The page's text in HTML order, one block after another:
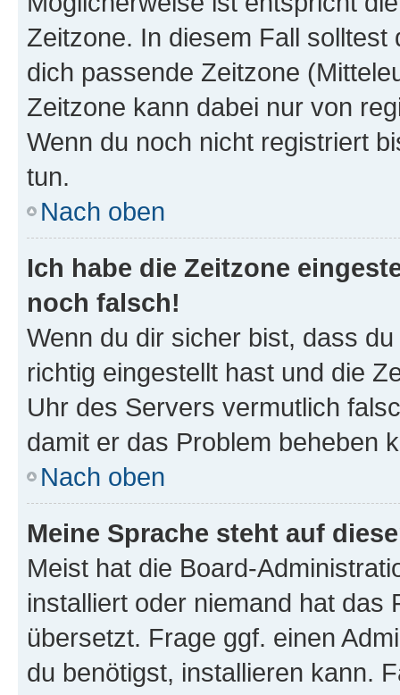
Zeitzone. In diesem Fall solltest
dich passende Zeitzone
Zeitzone kann dabei nur von
Wenn du noch nicht registriert
tun.
Nach oben
Ich habe die Zeitzone
noch falsch!
Wenn du dir sicher bist, dass
richtig eingestellt hast und die
Uhr des Servers vermutlich
damit er das Problem beheben
Nach oben
Meine Sprache steht auf
Meist hat die Board-
installiert oder niemand hat das
übersetzt. Frage ggf. einen
du benötigst, installieren kann.